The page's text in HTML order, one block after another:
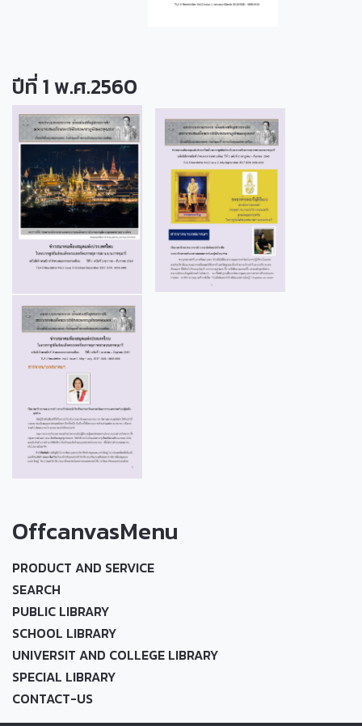
ปีที่ 1 พ.ศ.2560
OffcanvasMenu
PRODUCT AND SERVICE
SEARCH
PUBLIC LIBRARY
SCHOOL LIBRARY
UNIVERSIT AND COLLEGE LIBRARY
SPECIAL LIBRARY
CONTACT-US